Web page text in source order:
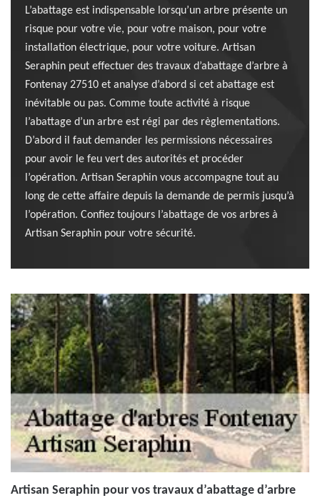
L’abattage est indispensable lorsqu’un arbre présente un
risque pour votre vie, pour votre maison, pour votre
installation électrique, pour votre voiture. Artisan
Seraphin peut effectuer des travaux d’abattage d’arbre à
Fontenay 27510 et analyse d’abord si cet abattage est
inévitable ou pas. Comme toute activité à risque
l’abattage d’un arbre est régi par des règlementations.
D’abord il faut demander les permissions nécessaires
pour avoir le feu vert des autorités et procéder
l’opération. Artisan Seraphin vous accompagne tout au
long de cette affaire depuis la demande de permis jusqu’à
l’opération. Confiez toujours l’abattage de vos arbres à
Artisan Seraphin pour votre sécurité.
Artisan Seraphin pour vos travaux d’abattage d’arbre